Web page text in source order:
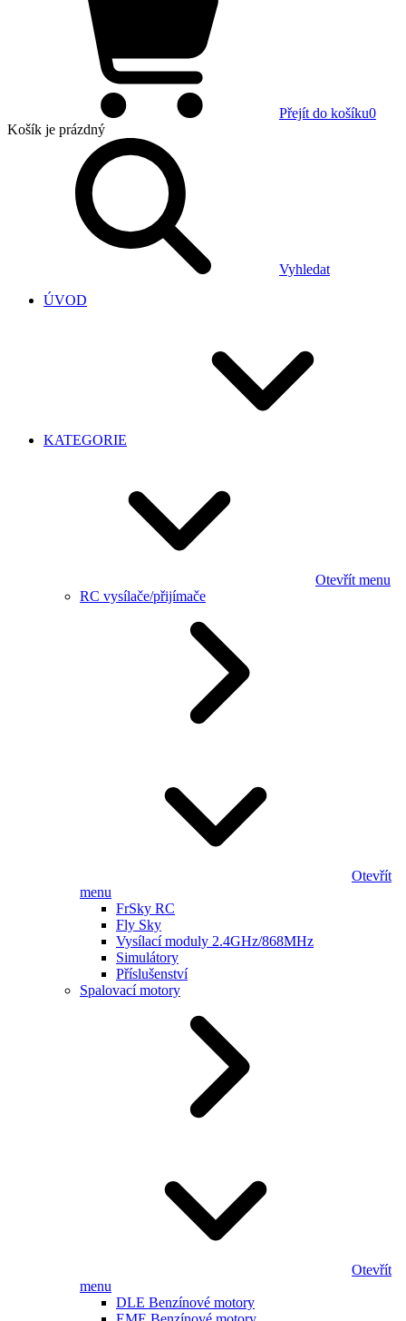
Přejít do košíku0
Košík je prázdný
Vyhledat
ÚVOD
KATEGORIE
Otevřít menu
RC vysílače/přijímače
Otevřít
menu
FrSky RC
Fly Sky
Vysílací moduly 2.4GHz/868MHz
Simulátory
Příslušenství
Spalovací motory
Otevřít
menu
DLE Benzínové motory